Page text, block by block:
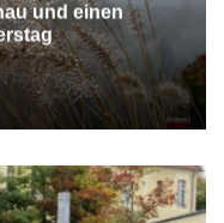
und einen